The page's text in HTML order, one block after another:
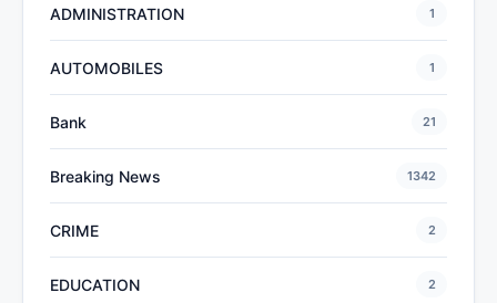
ADMINISTRATION 1
AUTOMOBILES 1
Bank 21
Breaking News 1342
CRIME 2
EDUCATION 2